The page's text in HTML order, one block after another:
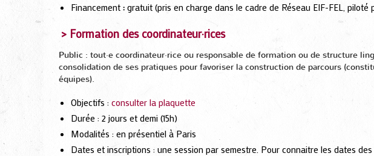
Financement : gratuit (pris en charge dans le cadre de Réseau EIF-FEL,
> Formation des coordinateur·rices
Public : tout·e coordinateur·rice ou responsable de formation ou de structure
consolidation de ses pratiques pour favoriser la construction de parcours
équipes).
Objectifs : consulter la plaquette
Durée : 2 jours et demi (15h)
Modalités : en présentiel à Paris
Dates et inscriptions : une session par semestre. Pour connaitre les dates